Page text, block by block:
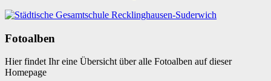
Fotoalben
Hier findet Ihr eine Übersicht über alle Fotoalben auf dieser
Homepage